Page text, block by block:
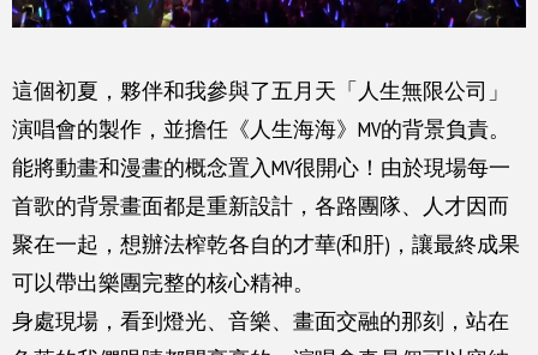
這個初夏，夥伴和我參與了五月天「人生無限公司」
演唱會的製作， 並擔任《人生海海》MV的背景負責。
能將動畫和漫畫的概念置入MV很開心！由於現場每一
首歌的背景畫面都是重新設計，各路團隊、人才因而
聚在一起，想辦法榨乾各自的才華(和肝)，讓最終成果
可以帶出樂團完整的核心精神。
身處現場，看到燈光、音樂、畫面交融的那刻， 站在